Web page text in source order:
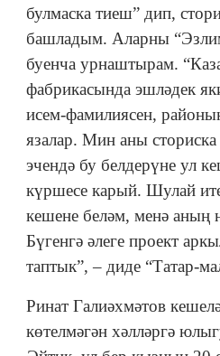
булмаска тиеш” дип,
башладым. Аларны
буенча урнаштырам.
фабрикасында эшләдек
исем-фамилиясен,
язалар. Мин аны сториска
эчендә бу белдерүне ул
күршесе карый. Шулай
кешене беләм, менә аның
Бүгенгә әлеге проект
таптык”, – диде “Татар-
Ринат Галиәхмәтов
көтелмәгән хәлләргә